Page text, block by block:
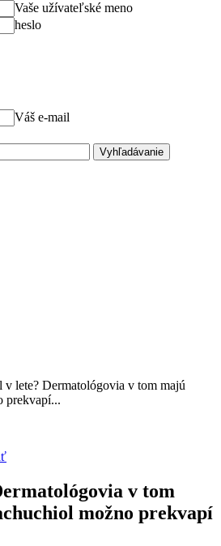
Vaše užívateľské meno
heslo
Váš e-mail
v lete? Dermatológovia v tom majú
prekvapí...
v tom
možno prekvapí